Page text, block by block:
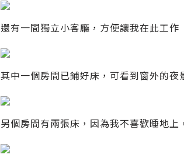
還有一間獨立小客廳，方便讓我在此工作
其中一個房間已鋪好床，可看到窗外的
另個房間有兩張床，因為我不喜歡睡地